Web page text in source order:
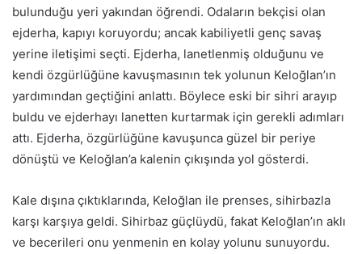
bulunduğu yeri yakından öğrendi. Odaların bekçisi olan
ejderha, kapıyı koruyordu; ancak kabiliyetli genç savaş
yerine iletişimi seçti. Ejderha, lanetlenmiş olduğunu ve
kendi özgürlüğüne kavuşmasının tek yolunun Keloğlan’ın
yardımından geçtiğini anlattı. Böylece eski bir sihri arayıp
buldu ve ejderhayı lanetten kurtarmak için gerekli adımları
attı. Ejderha, özgürlüğüne kavuşunca güzel bir periye
dönüştü ve Keloğlan’a kalenin çıkışında yol gösterdi.
Kale dışına çıktıklarında, Keloğlan ile prenses, sihirbazla
karşı karşıya geldi. Sihirbaz güçlüydü, fakat Keloğlan’ın aklı
ve becerileri onu yenmenin en kolay yolunu sunuyordu.